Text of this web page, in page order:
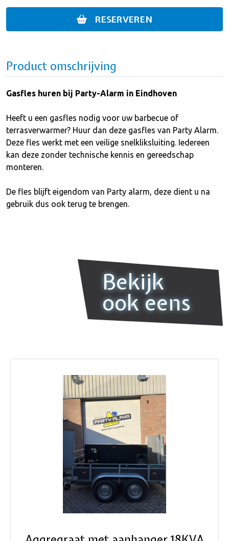
RESERVEREN
Product omschrijving
Gasfles huren bij Party-Alarm in Eindhoven
Heeft u een gasfles nodig voor uw barbecue of
terrasverwarmer? Huur dan deze gasfles van Party Alarm.
Deze fles werkt met een veilige snelkliksluiting. Iedereen
kan deze zonder technische kennis en gereedschap
monteren.
De fles blijft eigendom van Party alarm, deze dient u na
gebruik dus ook terug te brengen.
Bekijk
ook eens